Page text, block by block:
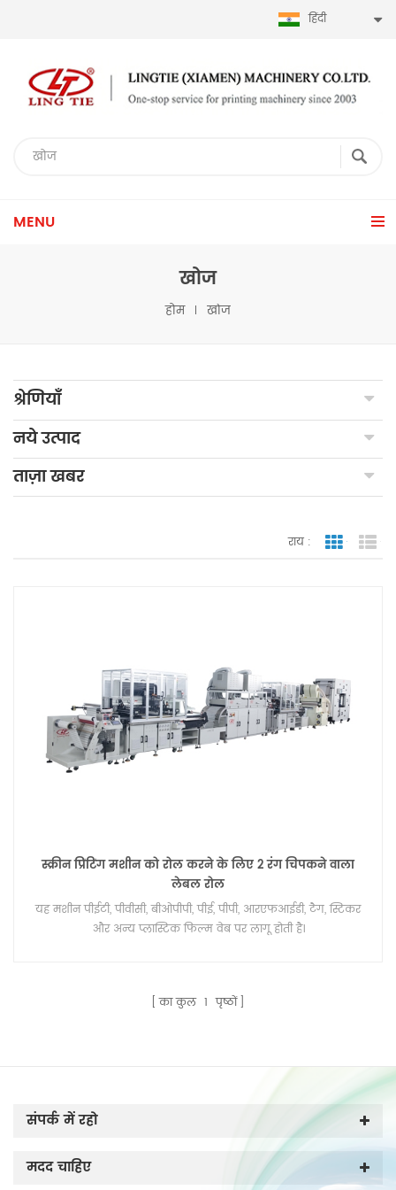
हिंदी
MENU
खोज
होम खोज
श्रेणियाँ
नये उत्पाद
ताज़ा खबर
राय : जाली
स्क्रीन प्रिंटिंग मशीन को रोल करने के लिए 2 रंग चिपकने वाला
लेबल रोल
यह मशीन पीईटी, पीवीसी, बीओपीपी, पीई, पीपी, आरएफआईडी, टैग, स्टिकर
और अन्य प्लास्टिक फिल्म वेब पर लागू होती है।
का कुल 1 पृष्ठों
संपर्क में रहो
मदद चाहिए